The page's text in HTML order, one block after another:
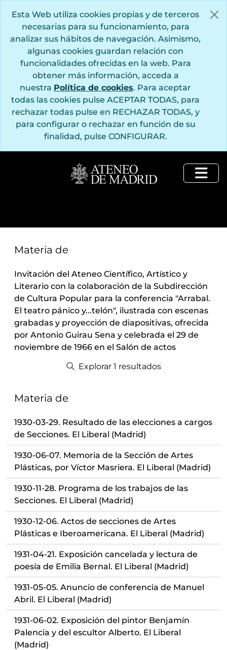
Esta Web utiliza cookies propias y de terceros
necesarias para su funcionamiento, para
analizar sus hábitos de navegación. Asimismo,
algunas cookies guardan relación con
funcionalidades ofrecidas en la web. Para
obtener más información, acceda a
nuestra Política de cookies. Para aceptar
todas las cookies pulse ACEPTAR TODAS, para
rechazar todas pulse en RECHAZAR TODAS, y
para configurar o rechazar en función de su
finalidad, pulse CONFIGURAR.
Materia de
Invitación del Ateneo Científico, Artístico y
Literario con la colaboración de la Subdirección
de Cultura Popular para la conferencia "Arrabal.
El teatro pánico y...telón", ilustrada con escenas
grabadas y proyección de diapositivas, ofrecida
por Antonio Guirau Sena y celebrada el 29 de
noviembre de 1966 en el Salón de actos
Explorar 1 resultados
Materia de
1930-03-29. Resultado de las elecciones a cargos
de Secciones. El Liberal (Madrid)
1930-06-07. Memoria de la Sección de Artes
Plásticas, por Víctor Masriera. El Liberal (Madrid)
1930-11-28. Programa de los trabajos de las
Secciones. El Liberal (Madrid)
1930-12-06. Actos de secciones de Artes
Plásticas e Iberoamericana. El Liberal (Madrid)
1931-04-21. Exposición cancelada y lectura de
poesía de Emilia Bernal. El Liberal (Madrid)
1931-05-05. Anuncio de conferencia de Manuel
Abril. El Liberal (Madrid)
1931-06-02. Exposición del pintor Benjamín
Palencia y del escultor Alberto. El Liberal
(Madrid)